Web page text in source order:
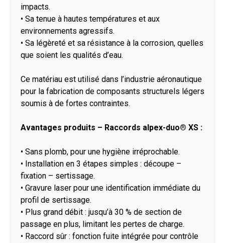
impacts.
• Sa tenue à hautes températures et aux
environnements agressifs.
• Sa légèreté et sa résistance à la corrosion, quelles
que soient les qualités d’eau.
Ce matériau est utilisé dans l’industrie aéronautique
pour la fabrication de composants structurels légers
soumis à de fortes contraintes.
Avantages produits – Raccords alpex-duo® XS :
• Sans plomb, pour une hygiène irréprochable.
• Installation en 3 étapes simples : découpe –
fixation – sertissage.
• Gravure laser pour une identification immédiate du
profil de sertissage.
• Plus grand débit : jusqu’à 30 % de section de
passage en plus, limitant les pertes de charge.
• Raccord sûr : fonction fuite intégrée pour contrôle